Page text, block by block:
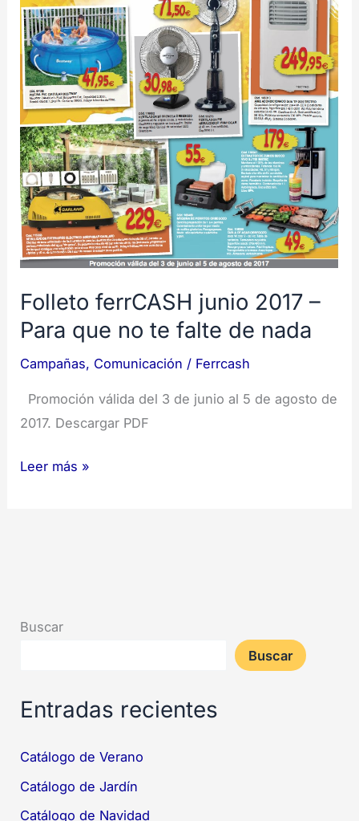
Folleto ferrCASH junio 2017 –
Para que no te falte de nada
Campañas, Comunicación / Ferrcash
Promoción válida del 3 de junio al 5 de agosto de
2017. Descargar PDF
–
Para
que
no
te
falte
de
nada
Leer más »
Buscar
Buscar
Entradas recientes
Catálogo de Verano
Catálogo de Jardín
Catálogo de Navidad